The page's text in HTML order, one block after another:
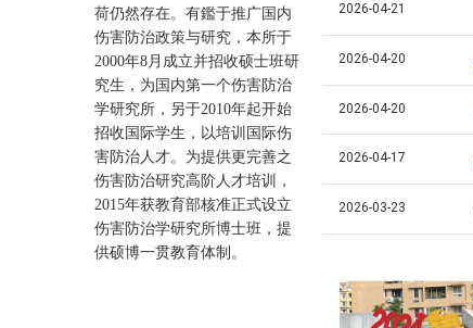
荷仍然存在。有鑑于推广国内
伤害防治政策与研究，本所于
2000年8月成立并招收硕士班研
究生，为国内第一个伤害防治
学研究所，另于2010年起开始
招收国际学生，以培训国际伤
害防治人才。为提供更完善之
伤害防治研究高阶人才培训，
2015年获教育部核准正式设立
伤害防治学研究所博士班，提
供硕博一贯教育体制。
2026-04-21
2026-04-20
2026-04-20
2026-04-17
2026-03-23